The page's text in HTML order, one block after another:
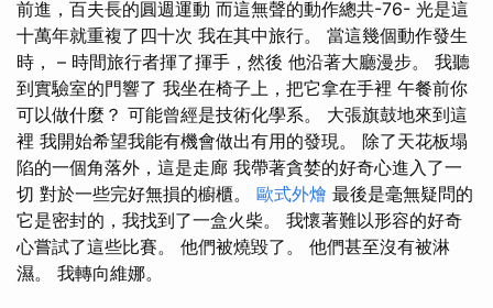
前進，百夫長的圓週運動 而這無聲的動作總共-76- 光是這
十萬年就重複了四十次 我在其中旅行。 當這幾個動作發生
時， – 時間旅行者揮了揮手，然後 他沿著大廳漫步。 我聽
到實驗室的門響了 我坐在椅子上，把它拿在手裡 午餐前你
可以做什麼？ 可能曾經是技術化學系。 大張旗鼓地來到這
裡 我開始希望我能有機會做出有用的發現。 除了天花板塌
陷的一個角落外，這是走廊 我帶著貪婪的好奇心進入了一
切 對於一些完好無損的櫥櫃。 歐式外燴 最後是毫無疑問的
它是密封的，我找到了一盒火柴。 我懷著難以形容的好奇
心嘗試了這些比賽。 他們被燒毀了。 他們甚至沒有被淋
濕。 我轉向維娜。